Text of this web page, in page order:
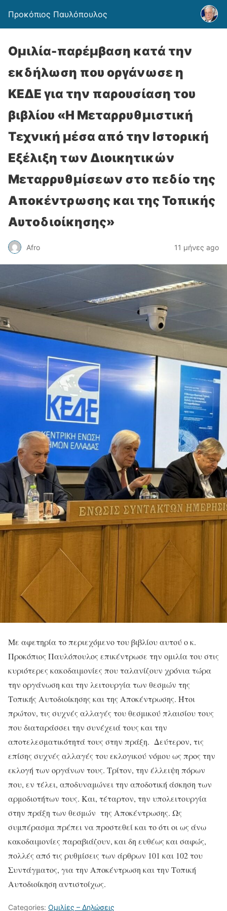
Προκόπιος Παυλόπουλος
Ομιλία-παρέμβαση κατά την
εκδήλωση που οργάνωσε η
ΚΕΔΕ για την παρουσίαση του
βιβλίου «Η Μεταρρυθμιστική
Τεχνική μέσα από την Ιστορική
Εξέλιξη των Διοικητικών
Μεταρρυθμίσεων στο πεδίο της
Αποκέντρωσης και της Τοπικής
Αυτοδιοίκησης»
Afro 11 μήνες ago
Με αφετηρία το περιεχόμενο του βιβλίου αυτού ο κ.
Προκόπιος Παυλόπουλος επικέντρωσε την ομιλία του στις
κυριότερες κακοδαιμονίες που ταλανίζουν χρόνια τώρα
την οργάνωση και την λειτουργία των θεσμών της
Τοπικής Αυτοδιοίκησης και της Αποκέντρωσης. Ήτοι
πρώτον, τις συχνές αλλαγές του θεσμικού πλαισίου τους
που διαταράσσει την συνέχειά τους και την
αποτελεσματικότητά τους στην πράξη. Δεύτερον, τις
επίσης συχνές αλλαγές του εκλογικού νόμου ως προς την
εκλογή των οργάνων τους. Τρίτον, την έλλειψη πόρων
που, εν τέλει, αποδυναμώνει την αποδοτική άσκηση των
αρμοδιοτήτων τους. Και, τέταρτον, την υπολειτουργία
στην πράξη των θεσμών της Αποκέντρωσης. Ως
συμπέρασμα πρέπει να προστεθεί και το ότι οι ως άνω
κακοδαιμονίες παραβιάζουν, και δη ευθέως και σαφώς,
πολλές από τις ρυθμίσεις των άρθρων 101 και 102 του
Συντάγματος, για την Αποκέντρωση και την Τοπική
Αυτοδιοίκηση αντιστοίχως.
Categories: Ομιλίες – Δηλώσεις